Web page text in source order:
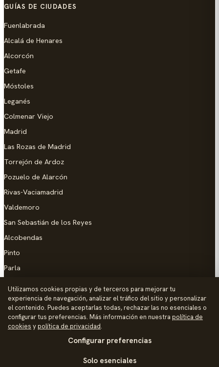
GUÍAS DE CIUDADES
Fuenlabrada
Alcalá de Henares
Alcorcón
Getafe
Móstoles
Leganés
Colmenar Viejo
Madrid
Las Rozas de Madrid
Torrejón de Ardoz
Pozuelo de Alarcón
Rivas-Vaciamadrid
Valdemoro
San Sebastián de los Reyes
Alcobendas
Pinto
Parla
AYUDA
Añadir empresa
Utilizamos cookies propias y de terceros para mejorar tu
experiencia de navegación, analizar el tráfico del sitio y personalizar
el contenido. Puedes aceptarlas todas, rechazar las no esenciales o
configurar tus preferencias. Más información en nuestra política de
cookies ypolítica de privacidad.
Configurar preferencias
Solo esenciales